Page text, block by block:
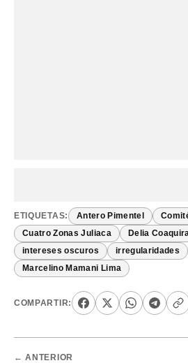
ETIQUETAS: Antero Pimentel
Cuatro Zonas Juliaca Delia
intereses oscuros irregularidades
Marcelino Mamani Lima
COMPARTIR:
← ANTERIOR